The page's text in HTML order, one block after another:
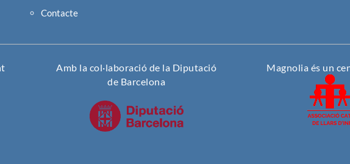
Contacte
Amb la col·laboració de la Diputació
de Barcelona
Magnolia és un